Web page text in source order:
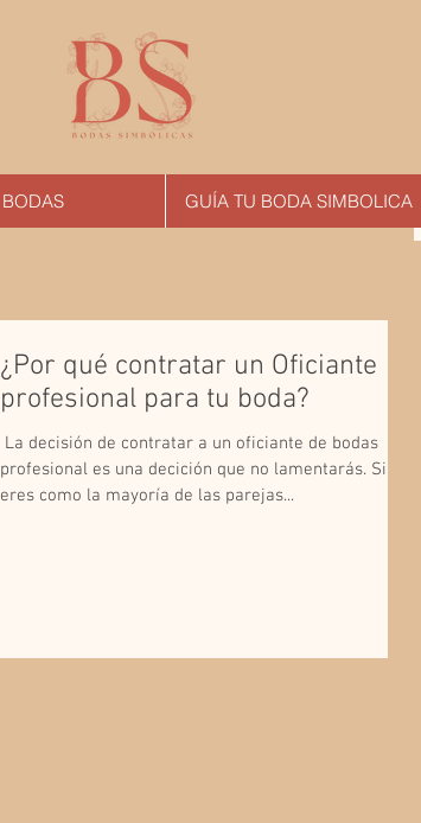
¿Por qué contratar un Oficiante
profesional para tu boda?
​ La decisión de contratar a un oficiante de bodas
profesional es una decición que no lamentarás. Si
eres como la mayoría de las parejas...
BODAS GUÍA TU BODA SIMBOLICA